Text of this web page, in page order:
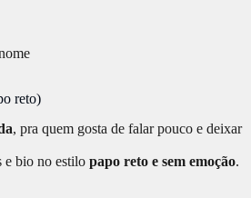
reto)
, pra quem gosta de falar pouco e deixar
e bio no estilo papo reto e sem emoção.